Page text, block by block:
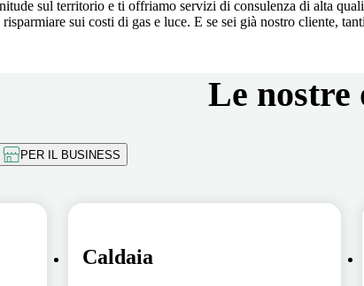
sul territorio e ti offriamo servizi di consulenza di alta
sui costi di gas e luce. E se sei già nostro cliente,
Le nostre
PER IL BUSINESS
Caldaia